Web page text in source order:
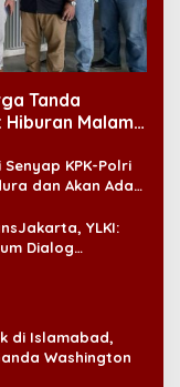
Tanda
Malam
KPK-Polri
dan Akan Ada
YLKI:
Dialog
di Islamabad,
Washington